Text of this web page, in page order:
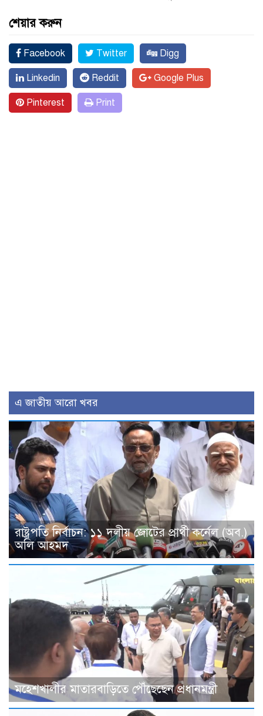
শেয়ার করুন
Facebook Twitter Digg
Linkedin Reddit Google Plus
Pinterest Print
এ জাতীয় আরো খবর
রাষ্ট্রপতি নির্বাচন: ১১ দলীয় জোটের প্রার্থী কর্নেল (অব.)
অলি আহমদ
মহেশখালীর মাতারবাড়িতে পৌঁছেছেন প্রধানমন্ত্রী